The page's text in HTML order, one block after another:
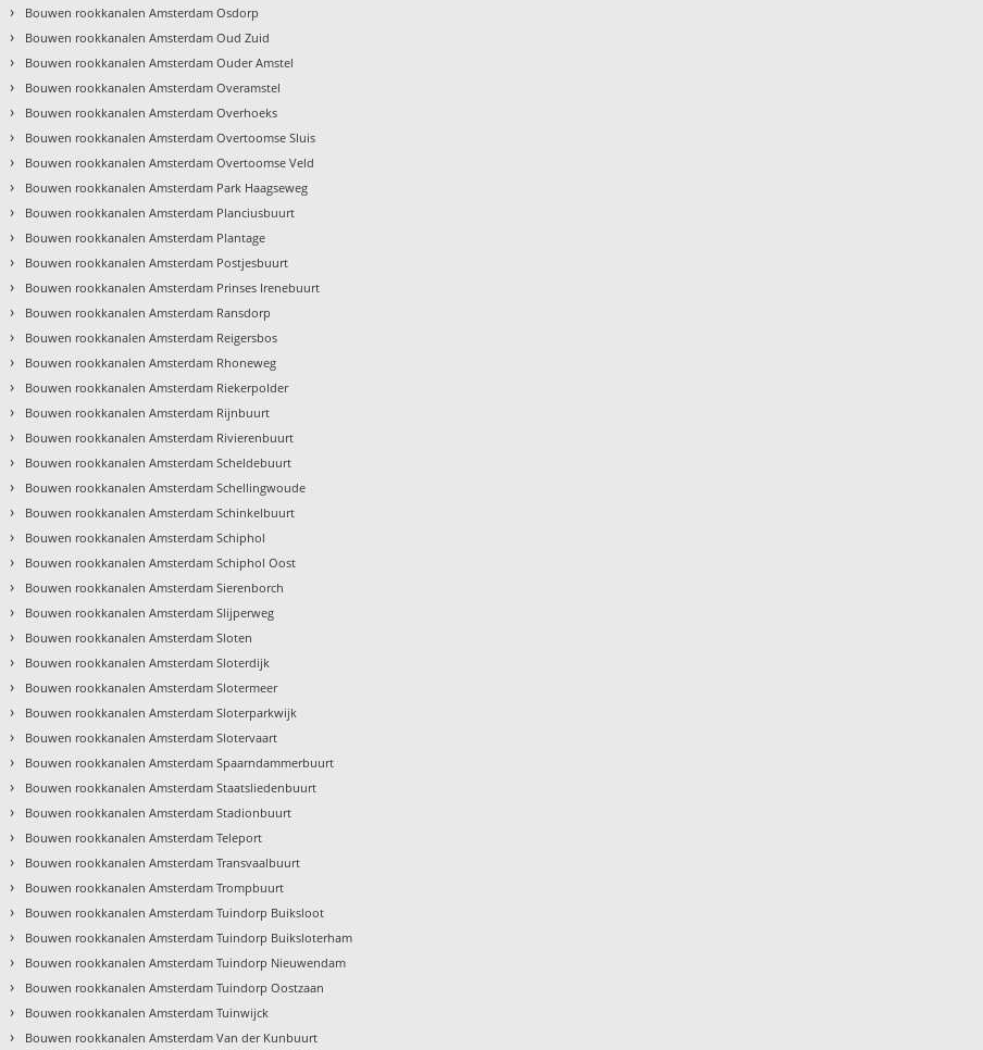
› Bouwen rookkanalen Amsterdam Osdorp
› Bouwen rookkanalen Amsterdam Oud Zuid
› Bouwen rookkanalen Amsterdam Ouder Amstel
› Bouwen rookkanalen Amsterdam Overamstel
› Bouwen rookkanalen Amsterdam Overhoeks
› Bouwen rookkanalen Amsterdam Overtoomse Sluis
› Bouwen rookkanalen Amsterdam Overtoomse Veld
› Bouwen rookkanalen Amsterdam Park Haagseweg
› Bouwen rookkanalen Amsterdam Planciusbuurt
› Bouwen rookkanalen Amsterdam Plantage
› Bouwen rookkanalen Amsterdam Postjesbuurt
› Bouwen rookkanalen Amsterdam Prinses Irenebuurt
› Bouwen rookkanalen Amsterdam Ransdorp
› Bouwen rookkanalen Amsterdam Reigersbos
› Bouwen rookkanalen Amsterdam Rhoneweg
› Bouwen rookkanalen Amsterdam Riekerpolder
› Bouwen rookkanalen Amsterdam Rijnbuurt
› Bouwen rookkanalen Amsterdam Rivierenbuurt
› Bouwen rookkanalen Amsterdam Scheldebuurt
› Bouwen rookkanalen Amsterdam Schellingwoude
› Bouwen rookkanalen Amsterdam Schinkelbuurt
› Bouwen rookkanalen Amsterdam Schiphol
› Bouwen rookkanalen Amsterdam Schiphol Oost
› Bouwen rookkanalen Amsterdam Sierenborch
› Bouwen rookkanalen Amsterdam Slijperweg
› Bouwen rookkanalen Amsterdam Sloten
› Bouwen rookkanalen Amsterdam Sloterdijk
› Bouwen rookkanalen Amsterdam Slotermeer
› Bouwen rookkanalen Amsterdam Sloterparkwijk
› Bouwen rookkanalen Amsterdam Slotervaart
› Bouwen rookkanalen Amsterdam Spaarndammerbuurt
› Bouwen rookkanalen Amsterdam Staatsliedenbuurt
› Bouwen rookkanalen Amsterdam Stadionbuurt
› Bouwen rookkanalen Amsterdam Teleport
› Bouwen rookkanalen Amsterdam Transvaalbuurt
› Bouwen rookkanalen Amsterdam Trompbuurt
› Bouwen rookkanalen Amsterdam Tuindorp Buiksloot
› Bouwen rookkanalen Amsterdam Tuindorp Buiksloterham
› Bouwen rookkanalen Amsterdam Tuindorp Nieuwendam
› Bouwen rookkanalen Amsterdam Tuindorp Oostzaan
› Bouwen rookkanalen Amsterdam Tuinwijck
› Bouwen rookkanalen Amsterdam Van der Kunbuurt